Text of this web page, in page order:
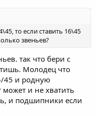
то если ставить 16\45
звеньев?
так что бери с
Молодец что
45 и родную
и не хватить
и подшипники если